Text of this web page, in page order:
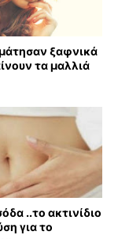
ξαφνικά
τα μαλλιά
..το ακτινίδιο
για το